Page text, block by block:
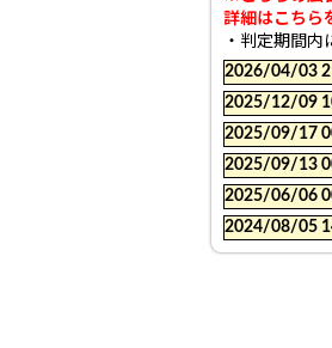
詳細はこちら
・判定期間
2026/04/03
2025/12/09
2025/09/17
2025/09/13
2025/06/06
2024/08/05